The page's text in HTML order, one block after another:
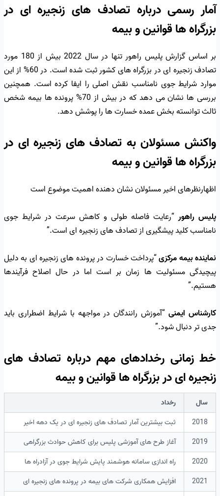
آمار رسمی درباره تصادف های زنجیره ای در
بزرگراه ها قوانین و بیمه
بر اساس گزارش پلیس راهور تنها در سال 2022 بیش از 180 مورد
تصادف زنجیره ای در بزرگراه های کشور ثبت شده است. در 60% از این
موارد شرایط جوی نامناسب نقش اصلی را ایفا کرده است. همچنین
بررسی ها نشان می دهد که در بیش از 70% پرونده ها بیمه شخص
ثالث توانسته بخش عمده خسارت ها را پوشش دهد.
واکنش مسئولان به تصادف های زنجیره ای در
بزرگراه ها قوانین و بیمه
اظهارنظرهای اخیر مسئولان نشان دهنده اهمیت موضوع است
پلیس راهور“رعایت فاصله طولی و کاهش سرعت در شرایط جوی
نامناسب کلید پیشگیری از تصادف های زنجیره ای است.”
نماینده بیمه مرکزی“پرداخت خسارت در پرونده های زنجیره ای به دلیل
پیچیدگی مسئولیت ها زمان بر است اما در حال اصلاح فرآیندها
هستیم.”
کارشناس ایمنی“آموزش رانندگان در مواجهه با شرایط اضطراری باید
جدی تر دنبال شود.”
خط زمانی رخدادهای مهم درباره تصادف های
زنجیره ای در بزرگراه ها قوانین و بیمه
سال
رخداد
2018
ثبت بیشترین آمار تصادف های زنجیره ای در یک دهه اخیر
2019
آغاز طرح های آموزشی پلیس برای کاهش حوادث بزرگراهی
2020
راه اندازی سامانه هوشمند پایش شرایط جوی در آزادراه ها
2021
افزایش همکاری شرکت های بیمه در پرونده های زنجیره ای